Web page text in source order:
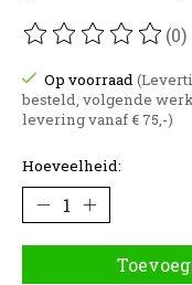
De beoordeling (0)
Op voorraad
besteld, volgende
levering vanaf € 75,-)
Hoeveelheid: